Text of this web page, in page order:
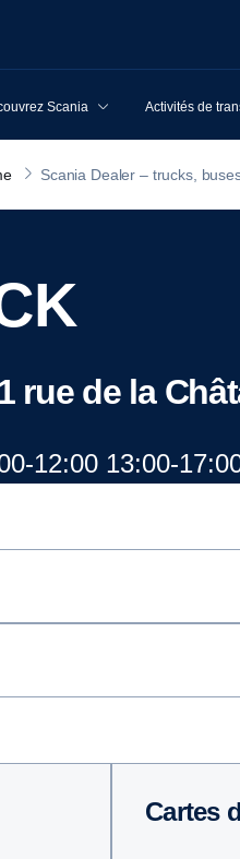
Scania Activités de
Scania Dealer – trucks,
rue de la
12:00 13:00-